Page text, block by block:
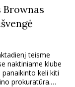
teisme
naktiniame klube
keli kiti
prokuratūra.